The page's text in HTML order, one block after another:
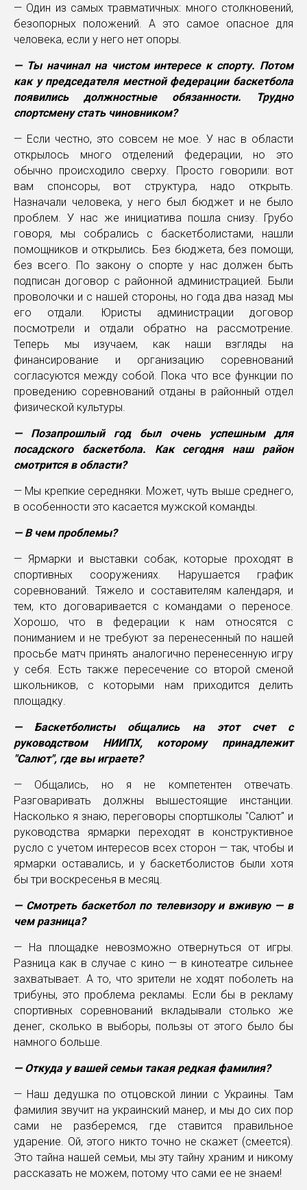
— Один из самых травматичных: много столкновений,
безопорных положений. А это самое опасное для
человека, если у него нет опоры.
— Ты начинал на чистом интересе к спорту. Потом
как у председателя местной федерации баскетбола
появились должностные обязанности. Трудно
спортсмену стать чиновником?
— Если честно, это совсем не мое. У нас в области
открылось много отделений федерации, но это
обычно происходило сверху. Просто говорили: вот
вам спонсоры, вот структура, надо открыть.
Назначали человека, у него был бюджет и не было
проблем. У нас же инициатива пошла снизу. Грубо
говоря, мы собрались с баскетболистами, нашли
помощников и открылись. Без бюджета, без помощи,
без всего. По закону о спорте у нас должен быть
подписан договор с районной администрацией. Были
проволочки и с нашей стороны, но года два назад мы
его отдали. Юристы администрации договор
посмотрели и отдали обратно на рассмотрение.
Теперь мы изучаем, как наши взгляды на
финансирование и организацию соревнований
согласуются между собой. Пока что все функции по
проведению соревнований отданы в районный отдел
физической культуры.
— Позапрошлый год был очень успешным для
посадского баскетбола. Как сегодня наш район
смотрится в области?
— Мы крепкие середняки. Может, чуть выше среднего,
в особенности это касается мужской команды.
— В чем проблемы?
— Ярмарки и выставки собак, которые проходят в
спортивных сооружениях. Нарушается график
соревнований. Тяжело и составителям календаря, и
тем, кто договаривается с командами о переносе.
Хорошо, что в федерации к нам относятся с
пониманием и не требуют за перенесенный по нашей
просьбе матч принять аналогично перенесенную игру
у себя. Есть также пересечение со второй сменой
школьников, с которыми нам приходится делить
площадку.
— Баскетболисты общались на этот счет с
руководством НИИПХ, которому принадлежит
"Салют", где вы играете?
— Общались, но я не компетентен отвечать.
Разговаривать должны вышестоящие инстанции.
Насколько я знаю, переговоры спортшколы "Салют" и
руководства ярмарки переходят в конструктивное
русло с учетом интересов всех сторон — так, чтобы и
ярмарки оставались, и у баскетболистов были хотя
бы три воскресенья в месяц.
— Смотреть баскетбол по телевизору и вживую — в
чем разница?
— На площадке невозможно отвернуться от игры.
Разница как в случае с кино — в кинотеатре сильнее
захватывает. А то, что зрители не ходят поболеть на
трибуны, это проблема рекламы. Если бы в рекламу
спортивных соревнований вкладывали столько же
денег, сколько в выборы, пользы от этого было бы
намного больше.
— Откуда у вашей семьи такая редкая фамилия?
— Наш дедушка по отцовской линии с Украины. Там
фамилия звучит на украинский манер, и мы до сих пор
сами не разберемся, где ставится правильное
ударение. Ой, этого никто точно не скажет (смеется).
Это тайна нашей семьи, мы эту тайну храним и никому
рассказать не можем, потому что сами ее не знаем!